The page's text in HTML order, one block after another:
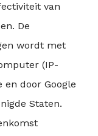
van
De
wordt met
(IP-
en door Google
Staten.